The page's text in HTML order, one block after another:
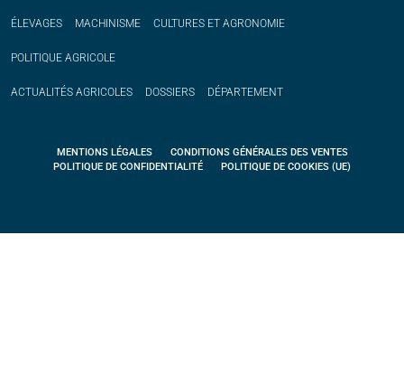
ÉLEVAGES MACHINISME CULTURES ET AGRONOMIE
POLITIQUE AGRICOLE
ACTUALITÉS AGRICOLES DOSSIERS DÉPARTEMENT
MENTIONS LÉGALES
CONDITIONS GÉNÉRALES DES VENTES
POLITIQUE DE CONFIDENTIALITÉ
POLITIQUE DE COOKIES (UE)